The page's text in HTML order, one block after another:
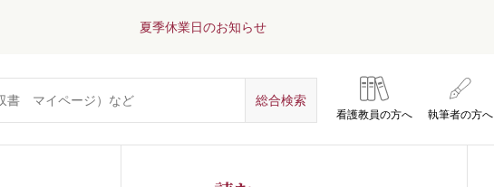
夏季休業日のお知らせ
看護教員の方へ 執筆者の方へ